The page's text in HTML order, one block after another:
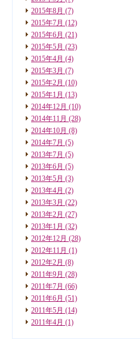
2015年8月 (7)
2015年7月 (12)
2015年6月 (21)
2015年5月 (23)
2015年4月 (4)
2015年3月 (7)
2015年2月 (10)
2015年1月 (13)
2014年12月 (10)
2014年11月 (28)
2014年10月 (8)
2014年7月 (5)
2013年7月 (5)
2013年6月 (5)
2013年5月 (3)
2013年4月 (2)
2013年3月 (22)
2013年2月 (27)
2013年1月 (32)
2012年12月 (28)
2012年11月 (1)
2012年2月 (8)
2011年9月 (28)
2011年7月 (66)
2011年6月 (51)
2011年5月 (14)
2011年4月 (1)